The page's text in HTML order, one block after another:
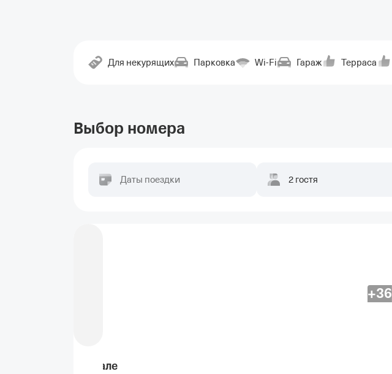
Для некурящих Парковка Wi-Fi Гараж Терраса
Выбор номера
Даты поездки 2 гостя
+36
Шале